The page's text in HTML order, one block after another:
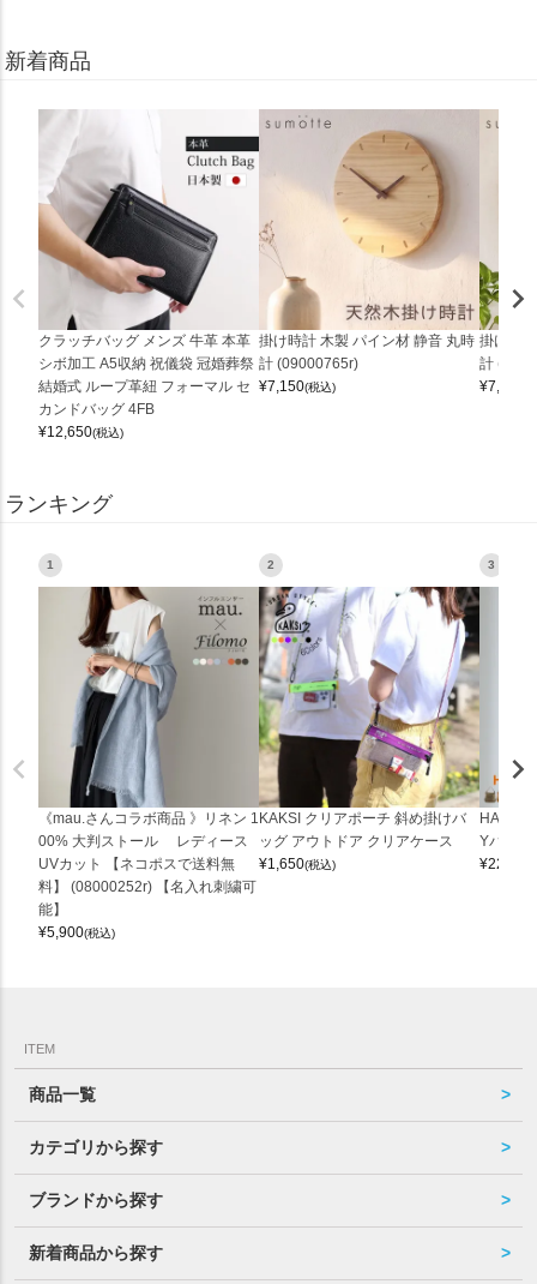
新着商品
クラッチバッグ メンズ 牛革 本革
シボ加工 A5収納 祝儀袋 冠婚葬祭
結婚式 ループ革紐 フォーマル セ
カンドバッグ 4FB
¥12,650(税込)
掛け時計 木製 パイン材 静音 丸時
計 (09000765r)
¥7,150(税込)
掛け時
計
¥7,150
ランキング
1
《mau.さんコラボ商品 》リネン 1
00% 大判ストール レディース
UVカット 【ネコポスで送料無
料】 (08000252r) 【名入れ刺繍可
能】
¥5,900(税込)
2
KAKSI クリアポーチ 斜め掛けバ
ッグ アウトドア クリアケース
¥1,650(税込)
3
Yバッグ
¥22,000
ITEM
商品一覧
カテゴリから探す
ブランドから探す
新着商品から探す